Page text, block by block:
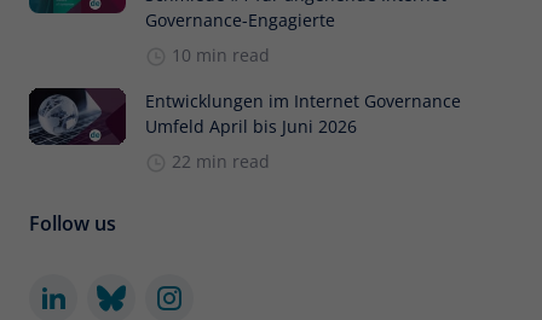
Governance-Engagierte
10 min read
Entwicklungen im Internet Governance
Umfeld April bis Juni 2026
22 min read
Follow us